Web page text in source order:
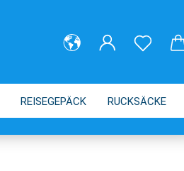
REISEGEPÄCK RUCKSÄCKE